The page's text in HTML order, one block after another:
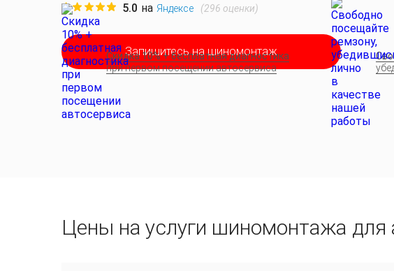
5.0 на Яндексе (296 оценки)
Запишитесь на шиномонтаж
Скидка 10% + бесплатная диагностика
при первом посещении автосервиса
Цены на услуги шиномонтажа для